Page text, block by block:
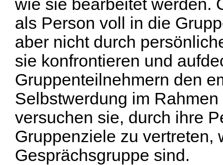
wie sie bearbeitet werden.
als Person voll in die
aber nicht durch
sie konfrontieren und
Gruppenteilnehmern den
Selbstwerdung im
versuchen sie, durch ihre
Gruppenziele zu vertreten,
Gesprächsgruppe sind.